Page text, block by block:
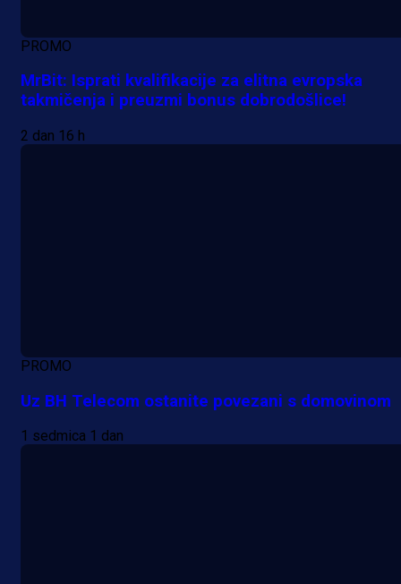
PROMO
MrBit: Isprati kvalifikacije za elitna evropska
takmičenja i preuzmi bonus dobrodošlice!
2 dan 16 h
PROMO
Uz BH Telecom ostanite povezani s domovinom
1 sedmica 1 dan